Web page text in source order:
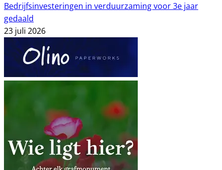
Bedrijfsinvesteringen in verduurzaming voor 3e jaar
gedaald
23 juli 2026